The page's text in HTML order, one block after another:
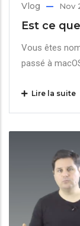
Vlog Nov
Est ce
Vous êtes
passé à
Lire la suite